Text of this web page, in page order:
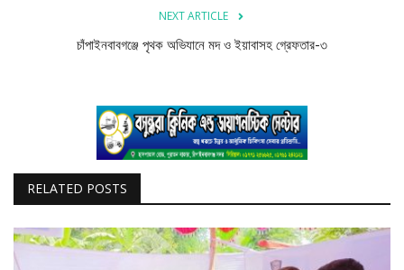
NEXT ARTICLE
চাঁপাইনবাবগঞ্জে পৃথক অভিযানে মদ ও ইয়াবাসহ গ্রেফতার-৩
RELATED POSTS